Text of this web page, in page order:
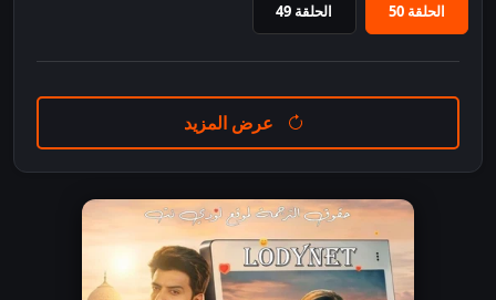
الحلقة 50 الحلقة 49
عرض المزيد